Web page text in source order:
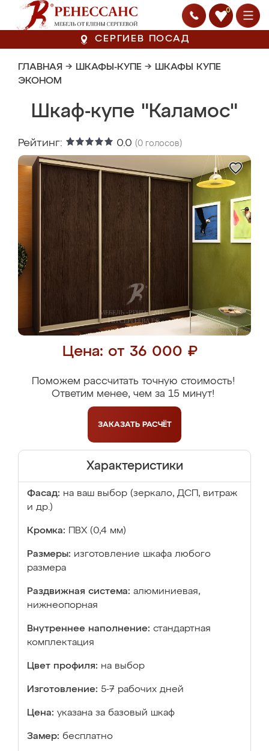
0
СЕРГИЕВ ПОСАД
ГЛАВНАЯ → ШКАФЫ-КУПЕ → ШКАФЫ КУПЕ
ЭКОНОМ
Шкаф-купе "Каламос"
Рейтинг: 0.0 (0 голосов)
Цена: от 36 000 ₽
Поможем рассчитать точную стоимость!
Ответим менее, чем за 15 минут!
ЗАКАЗАТЬ РАСЧЁТ
Характеристики
Фасад: на ваш выбор (зеркало, ДСП, витраж
и др.)
Кромка: ПВХ (0,4 мм)
Размеры: изготовление шкафа любого
размера
Раздвижная система: алюминиевая,
нижнеопорная
Внутреннее наполнение: стандартная
комплектация
Цвет профиля: на выбор
Изготовление: 5-7 рабочих дней
Цена: указана за базовый шкаф
Замер: бесплатно